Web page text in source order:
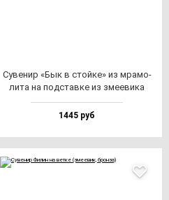
Суве­нир «Бык в стой­ке» из мра­мо­
ли­та на под­став­ке из зме­еви­ка
1445 руб